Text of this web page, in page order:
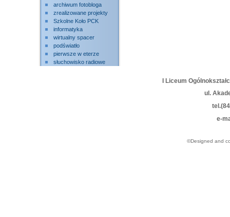
archiwum fotobloga
zrealizowane projekty
Szkolne Koło PCK
informatyka
wirtualny spacer
podświatło
pierwsze w eterze
słuchowisko radiowe
I Liceum
ul.
e-
©Designed and